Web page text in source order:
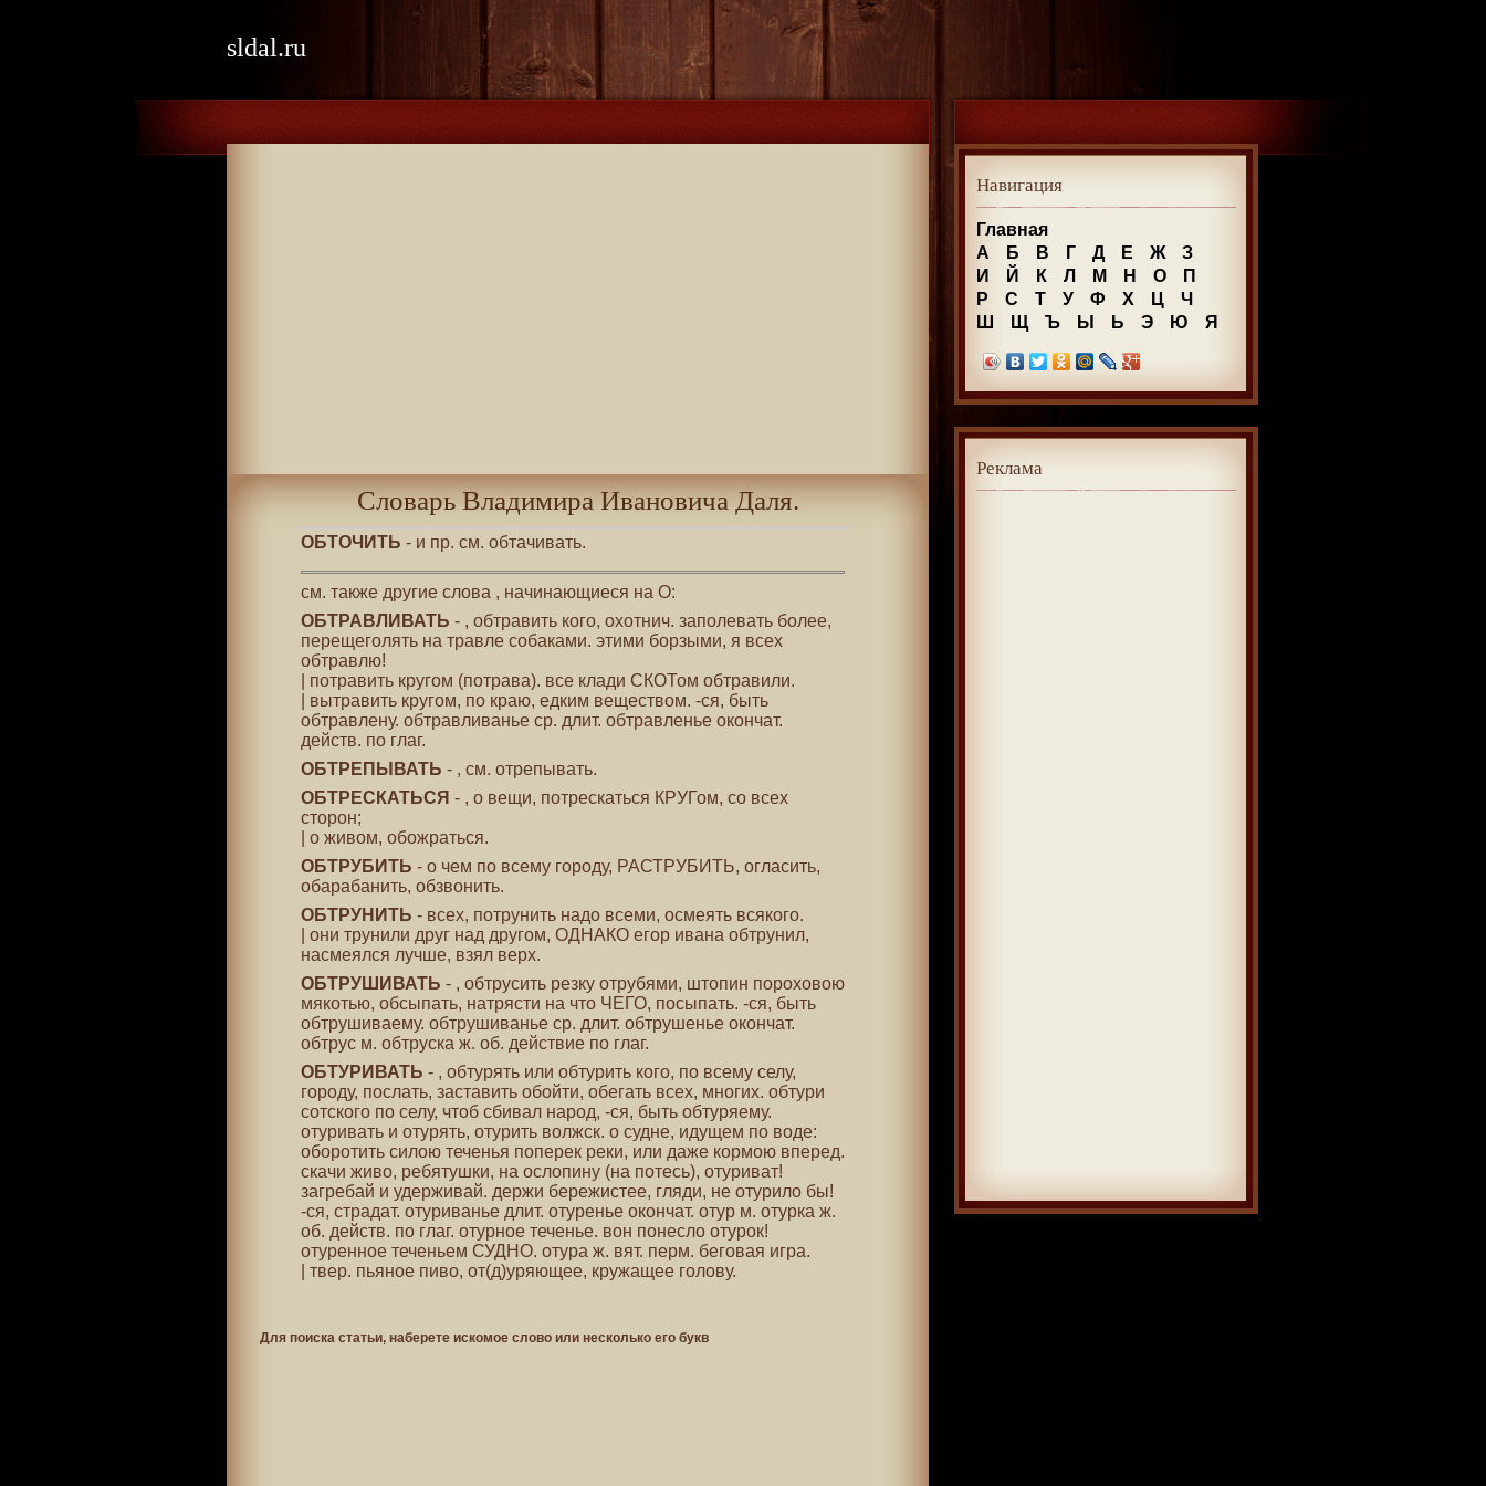
sldal.ru
Словарь Владимира Ивановича Даля.
ОБТОЧИТЬ - и пр. см. обтачивать.
см. также другие слова , начинающиеся на О:
ОБТРАВЛИВАТЬ - , обтравить кого, охотнич. заполевать более,
перещеголять на травле собаками. этими борзыми, я всех
обтравлю!
| потравить кругом (потрава). все клади СКОТом обтравили.
| вытравить кругом, по краю, едким веществом. -ся, быть
обтравлену. обтравливанье ср. длит. обтравленье окончат.
действ. по глаг.
ОБТРЕПЫВАТЬ - , см. отрепывать.
ОБТРЕСКАТЬСЯ - , о вещи, потрескаться КРУГом, со всех
сторон;
| о живом, обожраться.
ОБТРУБИТЬ - о чем по всему городу, РАСТРУБИТЬ, огласить,
обарабанить, обзвонить.
ОБТРУНИТЬ - всех, потрунить надо всеми, осмеять всякого.
| они трунили друг над другом, ОДНАКО егор ивана обтрунил,
насмеялся лучше, взял верх.
ОБТРУШИВАТЬ - , обтрусить резку отрубями, штопин пороховою
мякотью, обсыпать, натрясти на что ЧЕГО, посыпать. -ся, быть
обтрушиваему. обтрушиванье ср. длит. обтрушенье окончат.
обтрус м. обтруска ж. об. действие по глаг.
ОБТУРИВАТЬ - , обтурять или обтурить кого, по всему селу,
городу, послать, заставить обойти, обегать всех, многих. обтури
сотского по селу, чтоб сбивал народ, -ся, быть обтуряему.
отуривать и отурять, отурить волжск. о судне, идущем по воде:
оборотить силою теченья поперек реки, или даже кормою вперед.
скачи живо, ребятушки, на ослопину (на потесь), отуриват!
загребай и удерживай. держи бережистее, гляди, не отурило бы!
-ся, страдат. отуриванье длит. отуренье окончат. отур м. отурка ж.
об. действ. по глаг. отурное теченье. вон понесло отурок!
отуренное теченьем СУДНО. отура ж. вят. перм. беговая игра.
| твер. пьяное пиво, от(д)уряющее, кружащее голову.
Для поиска статьи, наберете искомое слово или несколько его букв
Навигация
Главная
А
Б В Г Д Е Ж
З
И
Й К Л М Н О
П
Р
С Т У Ф Х Ц
Ч
Ш
Щ Ъ Ы Ь Э Ю Я
Реклама